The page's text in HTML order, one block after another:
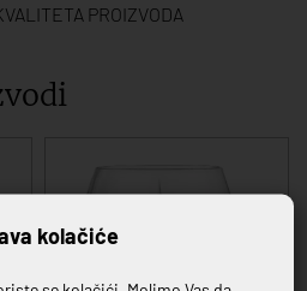
PROIZVODA
kolačiće